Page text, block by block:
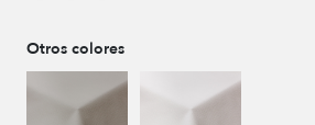
Otros colores